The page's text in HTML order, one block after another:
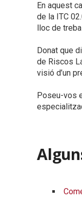
En aquest
de la ITC
lloc de
Donat que
de Riscos
visió d’un
Poseu-vos